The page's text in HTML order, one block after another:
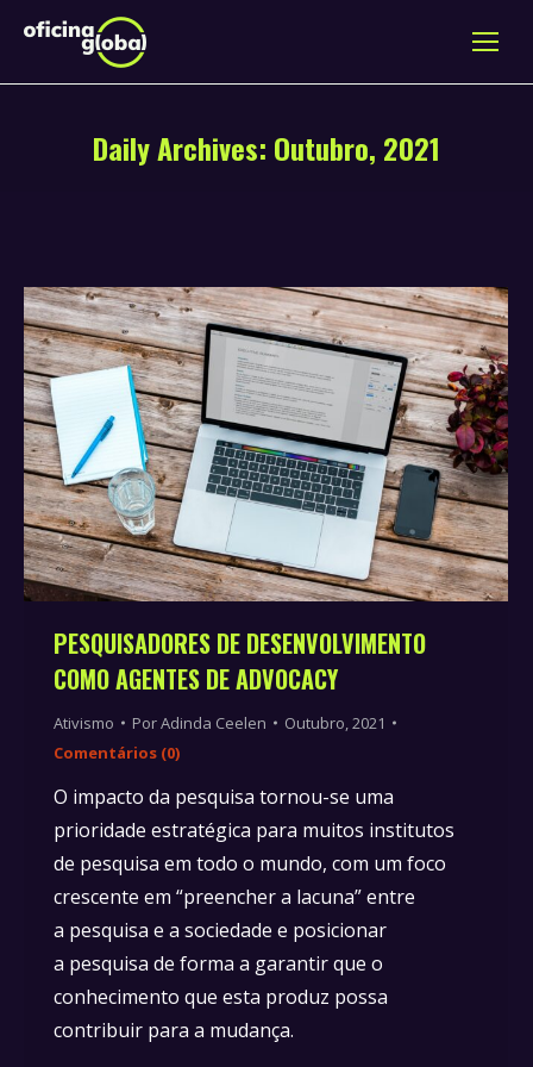
Daily Archives: Outubro, 2021
PESQUISADORES DE DESENVOLVIMENTO
COMO AGENTES DE ADVOCACY
Ativismo PorAdinda Ceelen
Outubro, 2021
Comentários (0)
O impacto da pesquisa tornou-se uma
prioridade estratégica para muitos institutos
de pesquisa em todo o mundo, com um foco
crescente em “preencher a lacuna” entre
a pesquisa e a sociedade e posicionar
a pesquisa de forma a garantir que o
conhecimento que esta produz possa
contribuir para a mudança.